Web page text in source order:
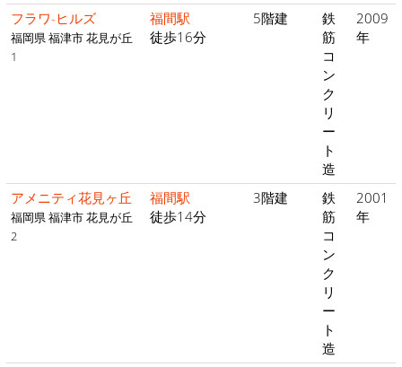
フラワ-ヒルズ
福岡県 福津市 花見が丘
1
福間駅
徒歩16分
5階建
鉄
筋
コ
ン
ク
リ
ー
ト
造
2009
年
アメニティ花見ヶ丘
福岡県 福津市 花見が丘
2
福間駅
徒歩14分
3階建
鉄
筋
コ
ン
ク
リ
ー
ト
造
2001
年